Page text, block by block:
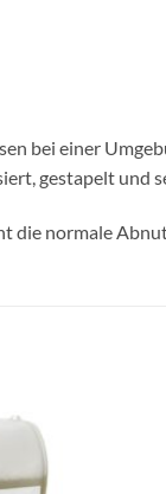
bei einer
gestapelt und
die normale